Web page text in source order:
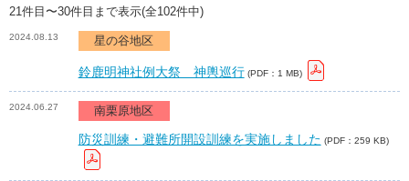
21件目〜30件目まで表示(全102件中)
2024.08.13 星の谷地区
鈴鹿明神社例大祭 神輿巡行 (PDF：1 MB)
2024.06.27 南栗原地区
防災訓練・避難所開設訓練を実施しました (PDF：259 KB)